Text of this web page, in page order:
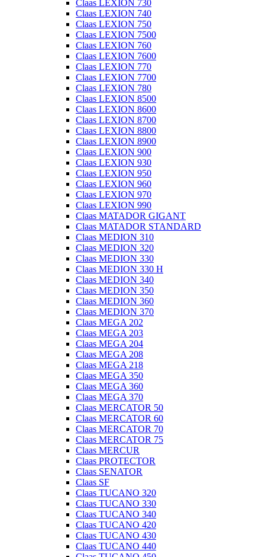
Claas LEXION 730
Claas LEXION 740
Claas LEXION 750
Claas LEXION 7500
Claas LEXION 760
Claas LEXION 7600
Claas LEXION 770
Claas LEXION 7700
Claas LEXION 780
Claas LEXION 8500
Claas LEXION 8600
Claas LEXION 8700
Claas LEXION 8800
Claas LEXION 8900
Claas LEXION 900
Claas LEXION 930
Claas LEXION 950
Claas LEXION 960
Claas LEXION 970
Claas LEXION 990
Claas MATADOR GIGANT
Claas MATADOR STANDARD
Claas MEDION 310
Claas MEDION 320
Claas MEDION 330
Claas MEDION 330 H
Claas MEDION 340
Claas MEDION 350
Claas MEDION 360
Claas MEDION 370
Claas MEGA 202
Claas MEGA 203
Claas MEGA 204
Claas MEGA 208
Claas MEGA 218
Claas MEGA 350
Claas MEGA 360
Claas MEGA 370
Claas MERCATOR 50
Claas MERCATOR 60
Claas MERCATOR 70
Claas MERCATOR 75
Claas MERCUR
Claas PROTECTOR
Claas SENATOR
Claas SF
Claas TUCANO 320
Claas TUCANO 330
Claas TUCANO 340
Claas TUCANO 420
Claas TUCANO 430
Claas TUCANO 440